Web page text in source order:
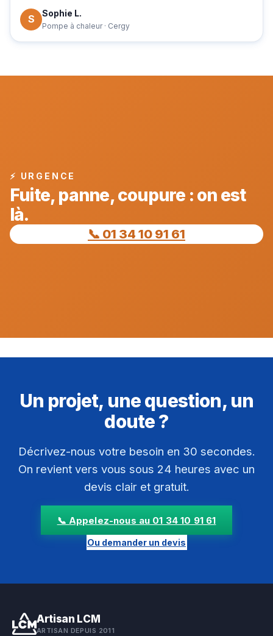
S Sophie L.
Pompe à chaleur · Cergy
⚡ URGENCE
Fuite, panne, coupure : on est
là.
📞 01 34 10 91 61
Un projet, une question, un
doute ?
Décrivez-nous votre besoin en 30 secondes.
On revient vers vous sous 24 heures avec un
devis clair et gratuit.
📞 Appelez-nous au 01 34 10 91 61
Ou demander un devis
Artisan LCM
ARTISAN DEPUIS 2011